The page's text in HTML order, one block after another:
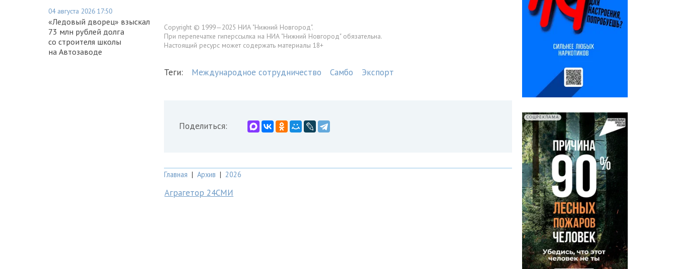
04 августа 2026 17:50
«Ледовый дворец» взыскал
73 млн рублей долга
со строителя школы
на Автозаводе
Copyright © 1999—2025 НИА "Нижний Новгород".
При перепечатке гиперссылка на НИА "Нижний Новгород" обязательна.
Настоящий ресурс может содержать материалы 18+
Теги: Международное сотрудничество Самбо Экспорт
Поделиться:
Главная | Архив | 2026
Аграгетор 24СМИ
СОЦРЕКЛАМА